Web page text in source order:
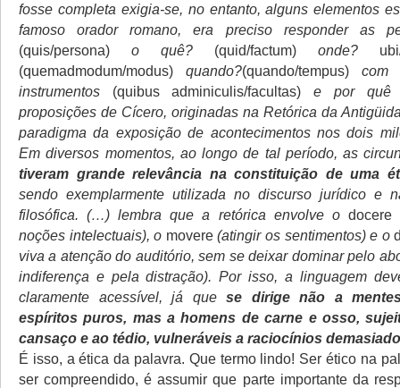
fosse completa exigia-se, no entanto, alguns elementos
famoso orador romano, era preciso responder as
(quis/persona) o quê? (quid/factum) onde?
(quemadmodum/modus) quando?(quando/tempus) com
instrumentos (quibus adminiculis/facultas)e por
proposições de Cícero, originadas na Retórica da
paradigma da exposição de acontecimentos nos dois
Em diversos momentos, ao longo de tal período, as
tiveram grande relevância na constituição de uma
sendo exemplarmente utilizada no discurso jurídico e
filosófica. (…) lembra que a retórica envolve o docere
noções intelectuais), o movere(atingir os sentimentos) e o
viva a atenção do auditório, sem se deixar dominar pelo
indiferença e pela distração). Por isso, a linguagem
claramente acessível, já que se dirige não a
espíritos puros, mas a homens de carne e osso,
cansaço e ao tédio, vulneráveis a raciocínios
É isso, a ética da palavra. Que termo lindo! Ser ético na
ser compreendido, é assumir que parte importante da